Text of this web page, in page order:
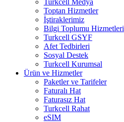
Toptan Hizmetler
İştiraklerimiz
Bilgi Toplumu Hizmetleri
Turkcell GSYF
Afet Tedbirleri
Sosyal Destek
Turkcell Kurumsal
Ürün ve Hizmetler
Paketler ve Tarifeler
Faturalı Hat
Faturasız Hat
Turkcell Rahat
eSIM